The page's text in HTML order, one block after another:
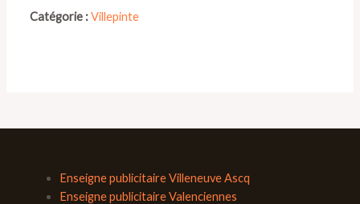
Catégorie :Villepinte
Enseigne publicitaire Villeneuve Ascq
Enseigne publicitaire Valenciennes